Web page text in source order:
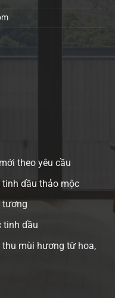
theo yêu cầu
dầu thảo mộc
tương
tinh dầu
mùi hương từ hoa,